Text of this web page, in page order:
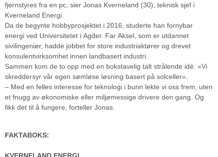
fjernstyres fra en pc, sier Jonas Kverneland (30), teknisk sjef i
Kverneland Energi.
Da de begynte hobbyprosjektet i 2016, studerte han fornybar
energi ved Universitetet i Agder. Far Aksel, som er utdannet
sivilingeniør, hadde jobbet for store industriaktører og drevet
konsulentvirksomhet innen landbasert industri.
Sammen kom de to opp med en bokstavelig talt strålende idé: «Vi
skreddersyr vår egen sømløse løsning basert på solceller».
– Med en felles interesse for teknologi i bunn lekte vi oss frem, uten
et fnugg av økonomiske eller miljømessige drivere den gang. Og
fikk det til å fungere, forteller Jonas.
FAKTABOKS: